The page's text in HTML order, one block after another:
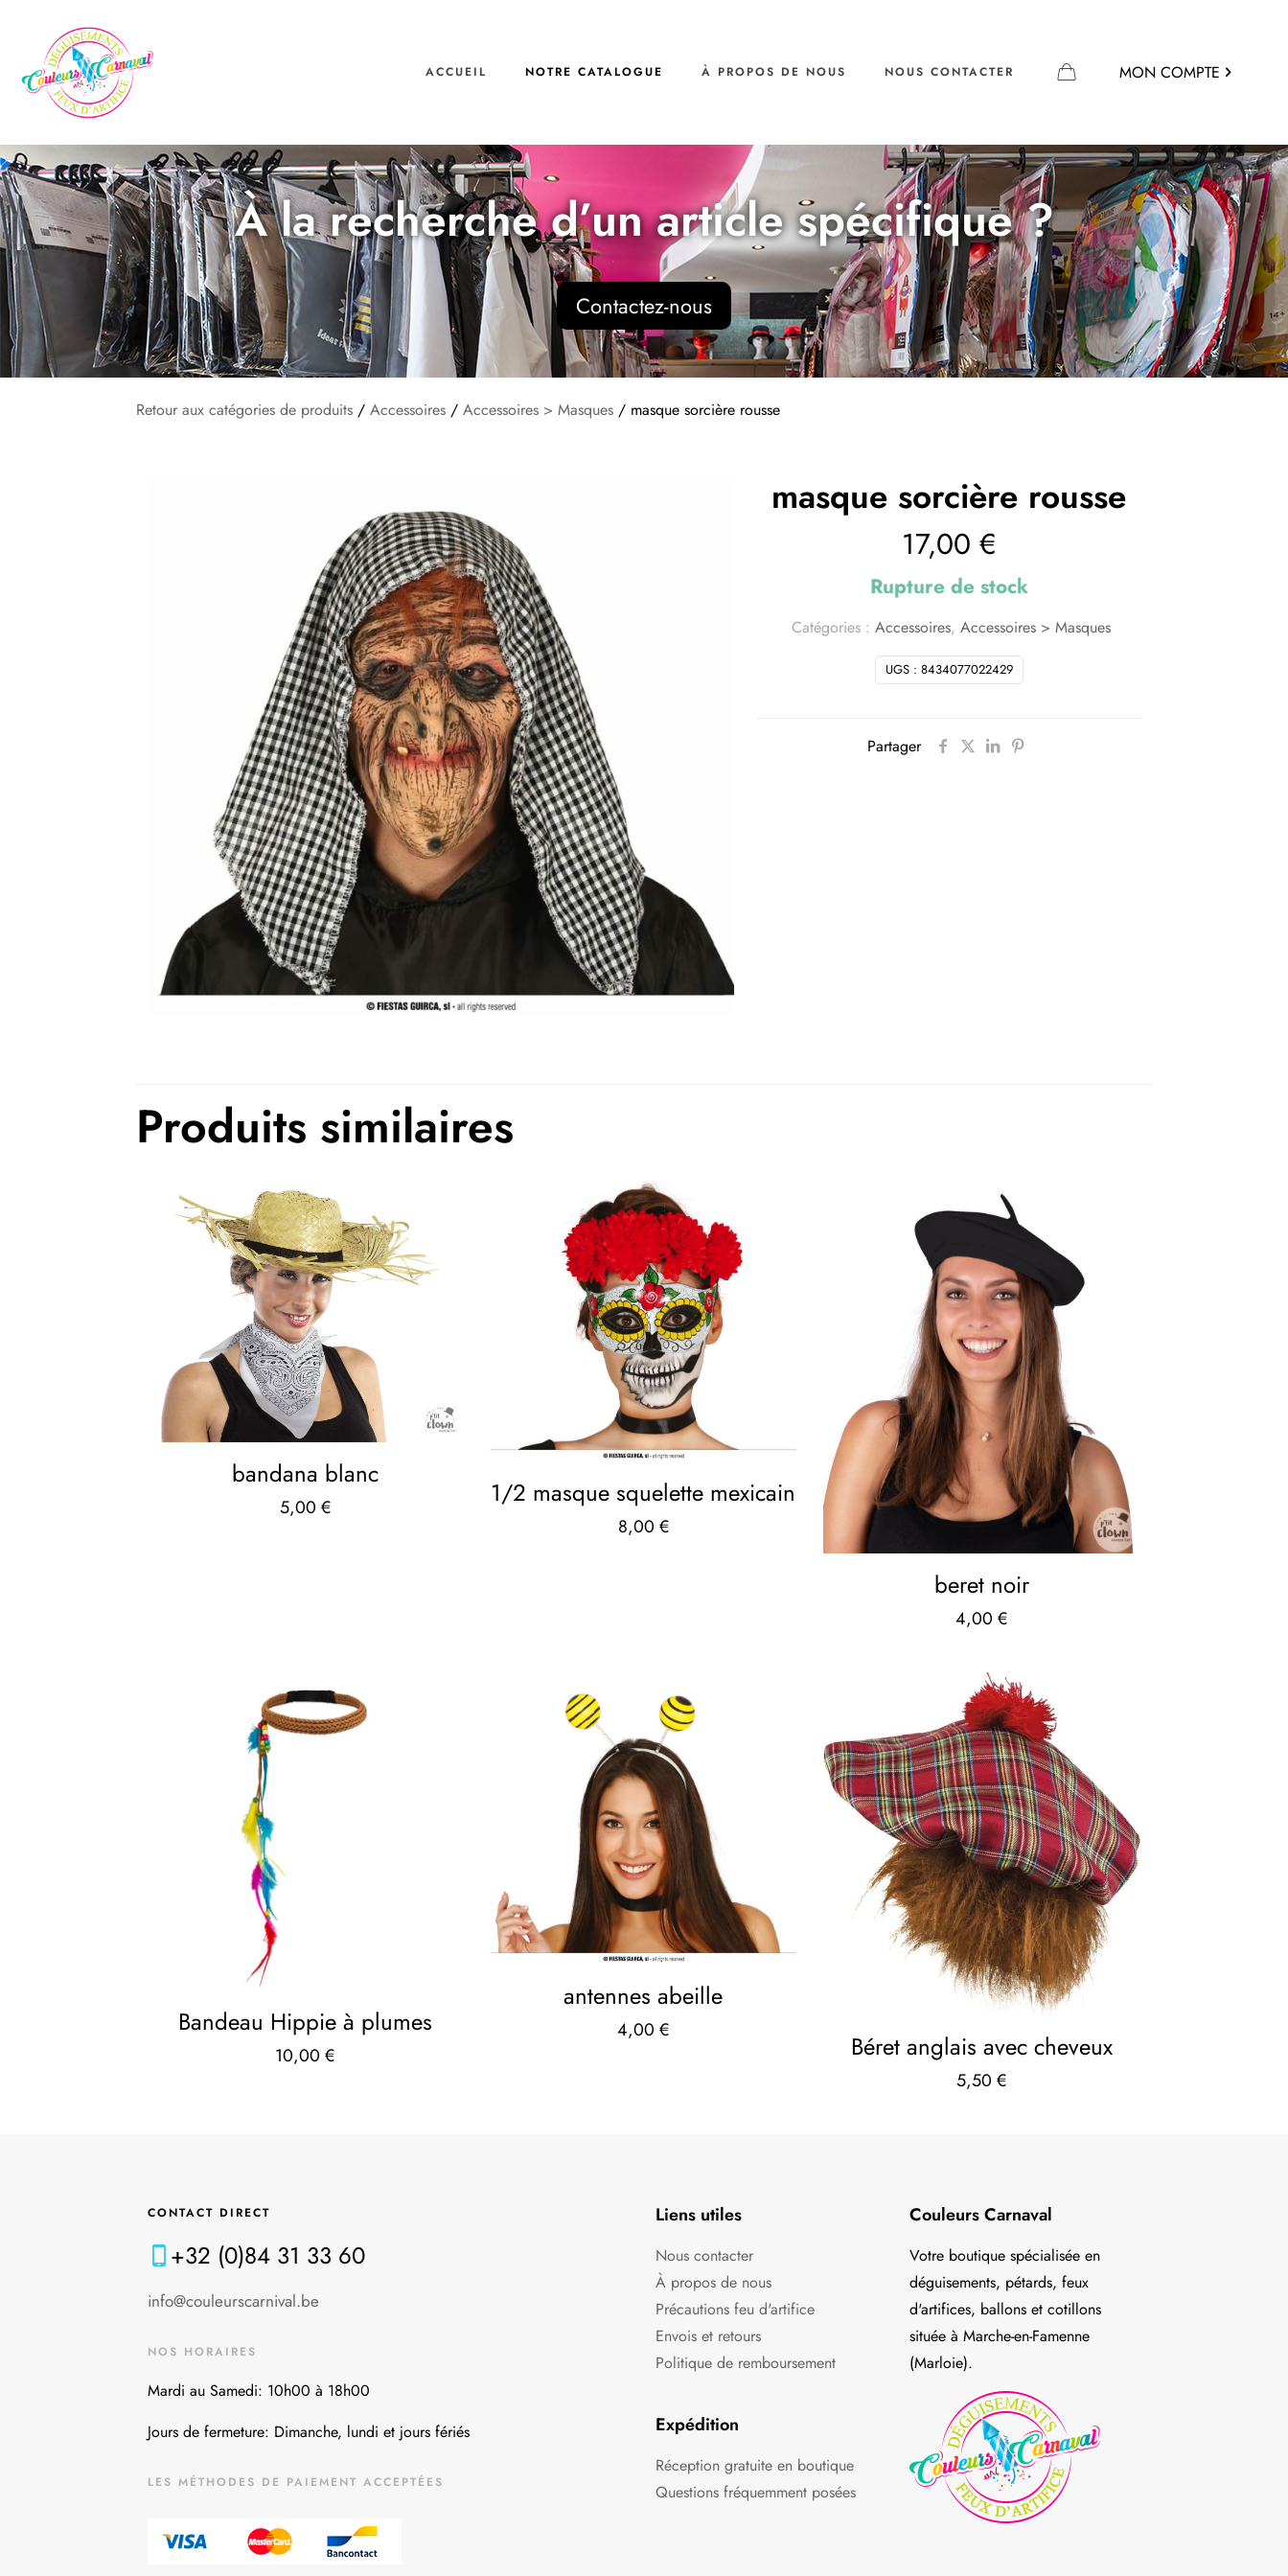
ACCUEIL NOTRE CATALOGUE À PROPOS DE NOUS NOUS CONTACTER MON COMPTE
À la recherche d’un article spécifique ?
Contactez-nous
Retour aux catégories de produits / Accessoires / Accessoires > Masques / masque sorcière rousse
masque sorcière rousse
17,00 €
Rupture de stock
UGS : 8434077022429
Catégories : Accessoires, Accessoires > Masques
Partager
Produits similaires
bandana blanc
5,00 € 1/2 masque squelette mexicain
8,00 €
beret noir
4,00€
Bandeau Hippie à plumes
10,00€
antennes abeille
4,00€ Béret anglais avec cheveux
5,50€
CONTACT DIRECT
+32 (0)84 31 33 60
info@couleurscarnival.be
NOS HORAIRES
Mardi au Samedi: 10h00 à 18h00
Jours de fermeture: Dimanche, lundi et jours fériés
LES MÉTHODES DE PAIEMENT ACCEPTÉES
Liens utiles
Nous contacter
À propos de nous
Précautions feu d'artifice
Envois et retours
Politique de remboursement
Expédition
Réception gratuite en boutique
Questions fréquemment posées
Couleurs Carnaval
Votre boutique spécialisée en
déguisements, pétards, feux
d'artifices, ballons et cotillons
située à Marche-en-Famenne
(Marloie).